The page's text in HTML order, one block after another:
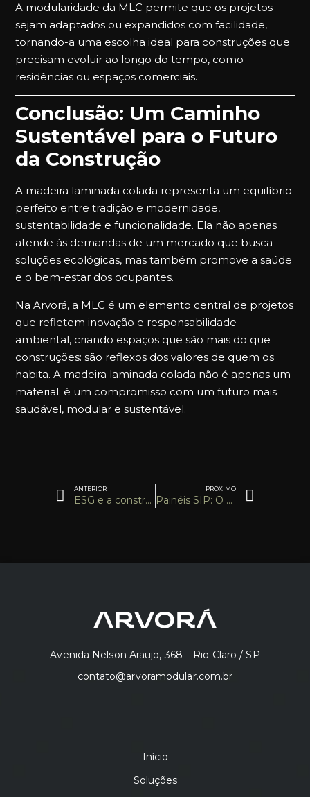
A modularidade da MLC permite que os projetos
sejam adaptados ou expandidos com facilidade,
tornando-a uma escolha ideal para construções que
precisam evoluir ao longo do tempo, como
residências ou espaços comerciais.
Conclusão: Um Caminho
Sustentável para o Futuro
da Construção
A madeira laminada colada representa um equilíbrio
perfeito entre tradição e modernidade,
sustentabilidade e funcionalidade. Ela não apenas
atende às demandas de um mercado que busca
soluções ecológicas, mas também promove a saúde
e o bem-estar dos ocupantes.
Na Arvorá, a MLC é um elemento central de projetos
que refletem inovação e responsabilidade
ambiental, criando espaços que são mais do que
construções: são reflexos dos valores de quem os
habita. A madeira laminada colada não é apenas um
material; é um compromisso com um futuro mais
saudável, modular e sustentável.
ANTERIOR
ESG e a construção civil: como mudar os desafios atuais
PRÓXIMO
Painéis SIP: O Futuro Sustentável começa por aqui
Avenida Nelson Araujo, 368 – Rio Claro / SP
contato@arvoramodular.com.br
Início
Soluções